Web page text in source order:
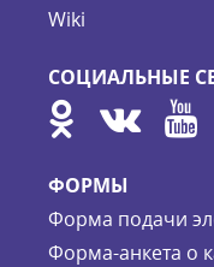
Wiki
СОЦИАЛЬНЫЕ
ФОРМЫ
Форма подачи
Форма-анкета о